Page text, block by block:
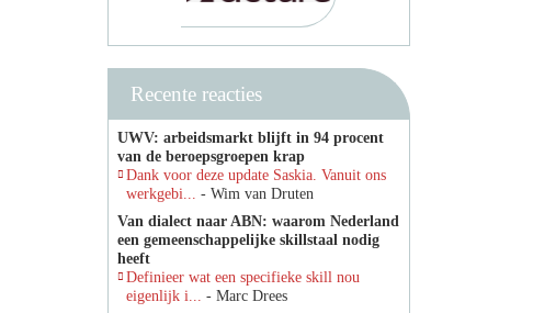
Recente reacties
UWV: arbeidsmarkt blijft in 94 procent
van de beroepsgroepen krap
Dank voor deze update Saskia. Vanuit ons
werkgebi... - Wim van Druten
Van dialect naar ABN: waarom Nederland
een gemeenschappelijke skillstaal nodig
heeft
Definieer wat een specifieke skill nou
eigenlijk i... - Marc Drees